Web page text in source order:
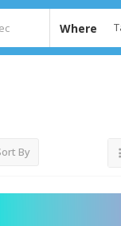
Where
By